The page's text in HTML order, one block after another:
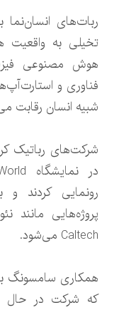
ربات‌های
تخیلی به واقعیت
فناوری و
شبیه انسان رقابت
رونمایی کردند و
Caltech می‌شود.
همکاری سامسونگ
که شرکت در حال